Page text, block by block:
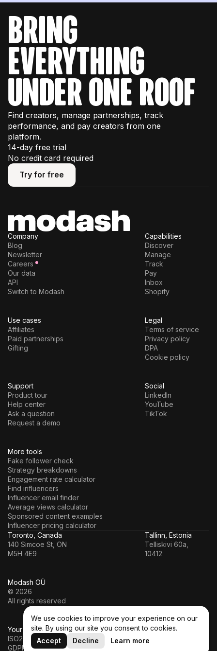
bring
everything
under one roof
Find creators, manage partnerships, track
performance, and pay creators from one
platform.
14-day free trial
No credit card required
Try for free
Try for free
More tools
Fake follower check
Strategy breakdowns
Engagement rate calculator
Find influencers
Influencer email finder
Average views calculator
Sponsored content examples
Influencer pricing calculator
Company
Blog
Newsletter
Careers
Our data
API
Switch to Modash
Capabilities
Discover
Manage
Track
Pay
Inbox
Shopify
Use cases
Affiliates
Paid partnerships
Gifting
Legal
Terms of service
Privacy policy
DPA
Cookie policy
Support
Product tour
Help center
Ask a question
Request a demo
Social
LinkedIn
YouTube
TikTok
Modash OÜ
© 2026
All rights reserved
Your data’s in a safe hands
ISO27001
GDPR
Toronto, Canada
140 Simcoe St, ON
M5H 4E9
Tallinn, Estonia
Telliskivi 60a,
10412
We use cookies to improve your experience on our
site. By using our site you consent to cookies.
Accept
Decline Learn more